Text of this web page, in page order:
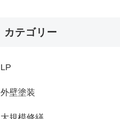
カテゴリー
LP
外壁塗装